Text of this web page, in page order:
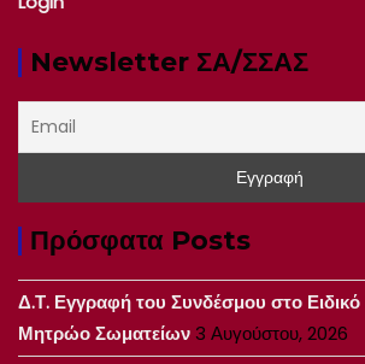
Newsletter ΣΑ/ΣΣΑΣ
Πρόσφατα Posts
Δ.Τ. Εγγραφή του Συνδέσμου στο Ειδικό
Μητρώο Σωματείων3 Αυγούστου, 2026